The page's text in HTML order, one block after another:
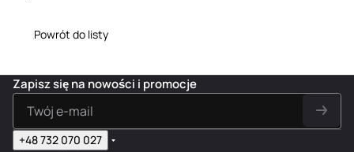
Powrót do listy
Zapisz się na nowości i promocje
+48 732 070 027